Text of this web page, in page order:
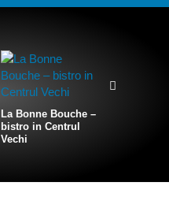
La Bonne Bouche –
bistro in Centrul
Vechi